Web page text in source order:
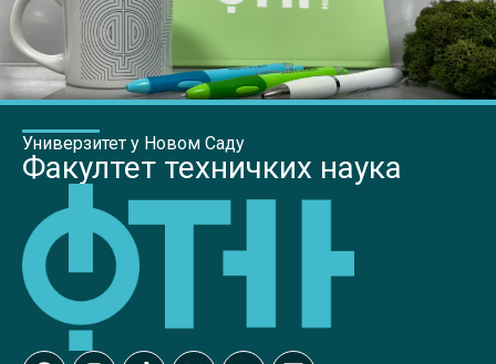
Универзитет у Новом Саду
Факултет техничких наука